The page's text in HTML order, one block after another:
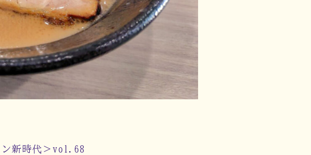
ン新時代＞vol.68